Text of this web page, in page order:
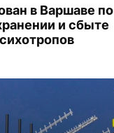
в Варшаве по
и сбыте